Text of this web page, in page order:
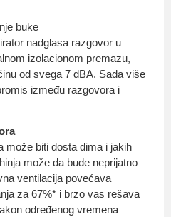
buke
nadglasa razgovor u
izolacionom premazu,
od svega 7 dBA. Sada više
između razgovora i
može biti dosta dima i jakih
može da bude neprijatno
ventilacija povećava
za 67%* i brzo vas rešava
određenog vremena